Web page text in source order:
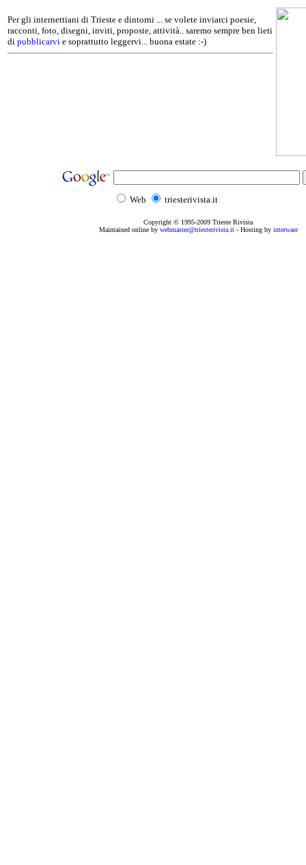
Per gli internettiani di Trieste e dintorni ... se volete inviarci poesie,
racconti, foto, disegni, inviti, proposte, attività.. saremo sempre ben lieti
di pubblicarvi e soprattutto leggervi... buona estate :-)
Web triesterivista.it
Copyright © 1995-2009 Trieste Rivista
Maintained online by webmaster@triesterivista.it- Hosting by interware